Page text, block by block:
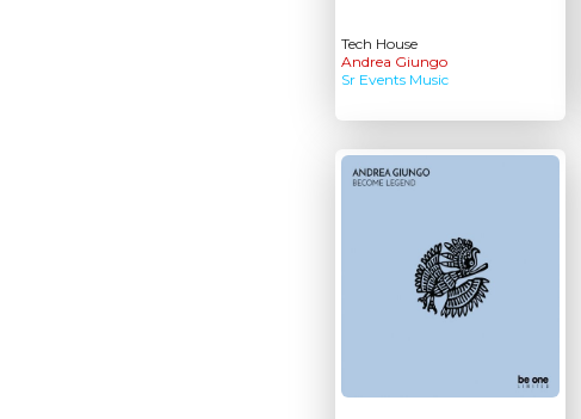
Tech House
Andrea Giungo
Sr Events Music